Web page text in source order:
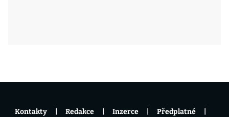
Kontakty Redakce Inzerce Předplatné